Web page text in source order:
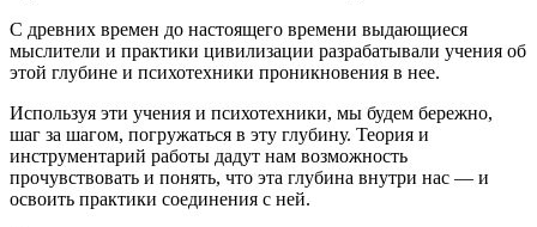
С древних времен до настоящего времени выдающиеся
мыслители и практики цивилизации разрабатывали учения об
этой глубине и психотехники проникновения в нее.
Используя эти учения и психотехники, мы будем бережно,
шаг за шагом, погружаться в эту глубину. Теория и
инструментарий работы дадут нам возможность
прочувствовать и понять, что эта глубина внутри нас — и
освоить практики соединения с ней.